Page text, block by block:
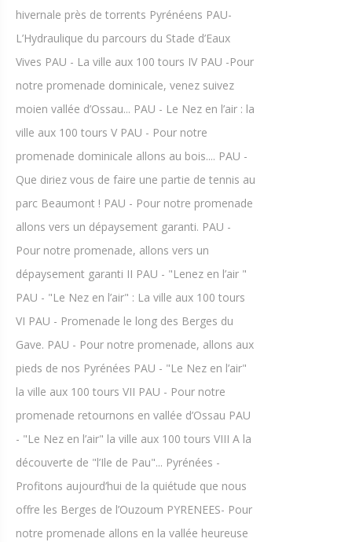
hivernale près de torrents Pyrénéens PAU-
L’Hydraulique du parcours du Stade d’Eaux
Vives PAU - La ville aux 100 tours IV PAU -Pour
notre promenade dominicale, venez suivez
moien vallée d’Ossau... PAU - Le Nez en l’air : la
ville aux 100 tours V PAU - Pour notre
promenade dominicale allons au bois.... PAU -
Que diriez vous de faire une partie de tennis au
parc Beaumont ! PAU - Pour notre promenade
allons vers un dépaysement garanti. PAU -
Pour notre promenade, allons vers un
dépaysement garanti II PAU - "Lenez en l’air "
PAU - "Le Nez en l’air" : La ville aux 100 tours
VI PAU - Promenade le long des Berges du
Gave. PAU - Pour notre promenade, allons aux
pieds de nos Pyrénées PAU - "Le Nez en l’air"
la ville aux 100 tours VII PAU - Pour notre
promenade retournons en vallée d’Ossau PAU
- "Le Nez en l’air" la ville aux 100 tours VIII A la
découverte de "l’Ile de Pau"... Pyrénées -
Profitons aujourd’hui de la quiétude que nous
offre les Berges de l’Ouzoum PYRENEES- Pour
notre promenade allons en la vallée heureuse